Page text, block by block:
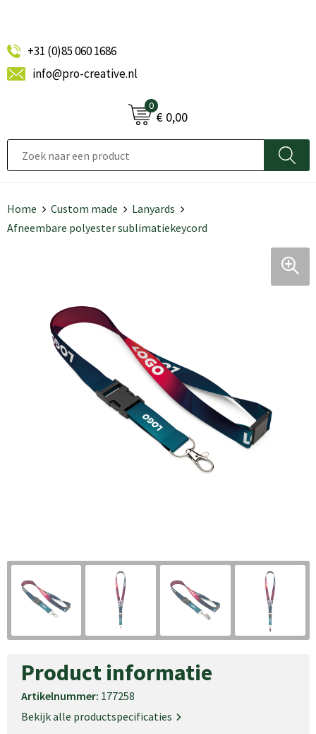
+31 (0)85 060 1686
info@pro-creative.nl
0
€ 0,00
Home Custom made
Lanyards
Afneembare polyester sublimatiekeycord
Product informatie
Artikelnummer: 177258
Bekijk alle productspecificaties